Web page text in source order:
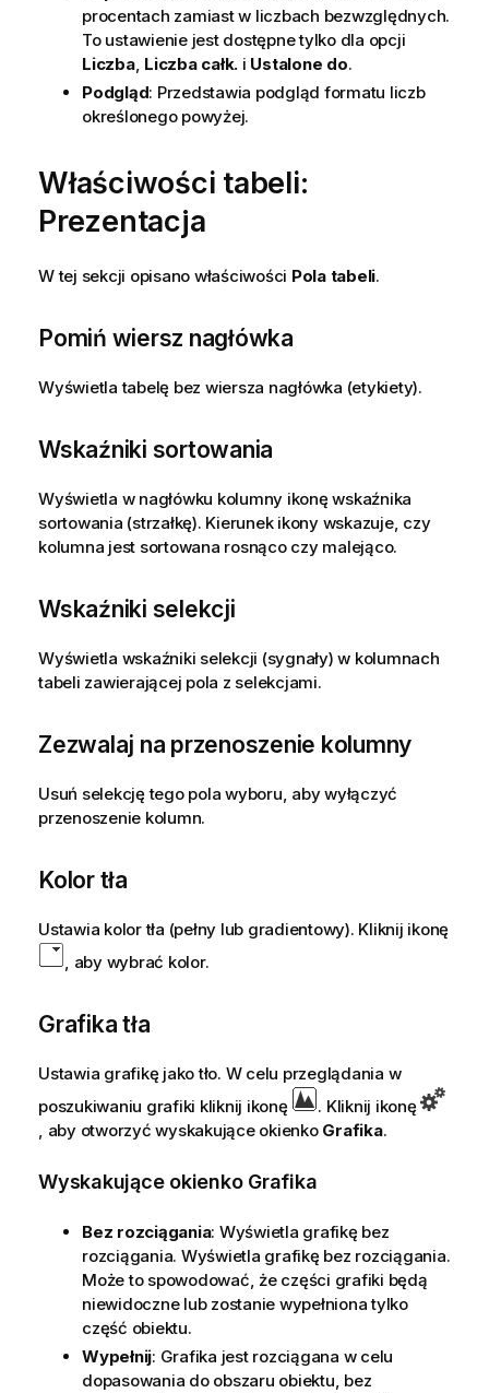
procentach zamiast w liczbach bezwzględnych.
To ustawienie jest dostępne tylko dla opcji
Liczba, Liczba całk. i Ustalone do.
Podgląd: Przedstawia podgląd formatu liczb
określonego powyżej.
Właściwości tabeli:
Prezentacja
W tej sekcji opisano właściwości Pola tabeli.
Pomiń wiersz nagłówka
Wyświetla tabelę bez wiersza nagłówka (etykiety).
Wskaźniki sortowania
Wyświetla w nagłówku kolumny ikonę wskaźnika
sortowania (strzałkę). Kierunek ikony wskazuje, czy
kolumna jest sortowana rosnąco czy malejąco.
Wskaźniki selekcji
Wyświetla wskaźniki selekcji (sygnały) w kolumnach
tabeli zawierającej pola z selekcjami.
Zezwalaj na przenoszenie kolumny
Usuń selekcję tego pola wyboru, aby wyłączyć
przenoszenie kolumn.
Kolor tła
Ustawia kolor tła (pełny lub gradientowy). Kliknij ikonę
, aby wybrać kolor.
Grafika tła
Ustawia grafikę jako tło. W celu przeglądania w
poszukiwaniu grafiki kliknij ikonę
. Kliknij ikonę
, aby otworzyć wyskakujące okienko Grafika.
Wyskakujące okienko Grafika
Bez rozciągania: Wyświetla grafikę bez
rozciągania. Wyświetla grafikę bez rozciągania.
Może to spowodować, że części grafiki będą
niewidoczne lub zostanie wypełniona tylko
część obiektu.
Wypełnij: Grafika jest rozciągana w celu
dopasowania do obszaru obiektu, bez